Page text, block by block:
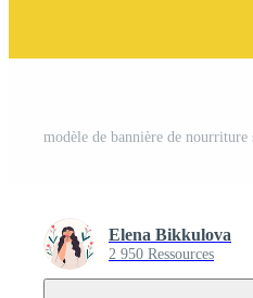
modèle de bannière de nourriture
Elena Bikkulova
2 950 Ressources